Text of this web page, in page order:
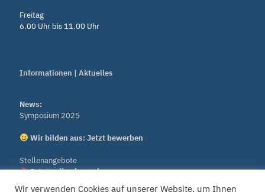
Freitag
6.00 Uhr bis 11.00 Uhr
Informationen | Aktuelles
News:
Symposium 2025
Wir bilden aus: Jetzt bewerben
Stellenangebote
Jetzt online bewerben